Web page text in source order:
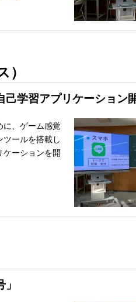
学習アプリケーション
、ゲーム感覚
ールを搭載し
ーションを開